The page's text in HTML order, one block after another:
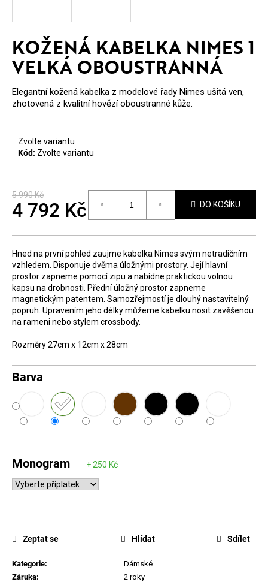
KOŽENÁ KABELKA NIMES 1
VELKÁ OBOUSTRANNÁ
Elegantní kožená kabelka z modelové řady Nimes ušitá ven,
zhotovená z kvalitní hovězí oboustranné kůže.
Barva
Monogram
Zvolte variantu
Kód: Zvolte variantu
5 990 Kč
4 792 Kč
cena:
DO KOŠÍKU
Hned na první pohled zaujme kabelka Nimes svým netradičním
vzhledem. Disponuje dvěma úložnými prostory. Její hlavní
prostor zapneme pomocí zipu a nabídne praktickou volnou
kapsu na drobnosti. Přední úložný prostor zapneme
magnetickým patentem. Samozřejmostí je dlouhý nastavitelný
popruh. Upravením jeho délky můžeme kabelku nosit zavěšenou
na rameni nebo stylem crossbody.
Rozměry 27cm x 12cm x 28cm
Kategorie:
Dámské
Záruka:
2 roky
Zeptat se Hlídat Sdílet
E
T
E
N
A
T
?
D
o
p
r
u
č
u
j
e